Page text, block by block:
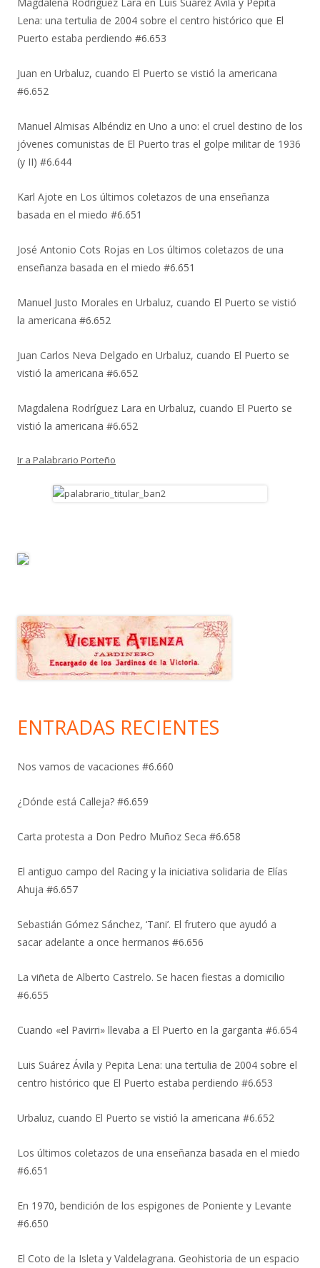
Lena: una tertulia de 2004 sobre el centro histórico que El
Puerto estaba perdiendo #6.653
Juan en Urbaluz, cuando El Puerto se vistió la americana
#6.652
Manuel Almisas Albéndiz en Uno a uno: el cruel destino de los
jóvenes comunistas de El Puerto tras el golpe militar de 1936
(y II) #6.644
Karl Ajote en Los últimos coletazos de una enseñanza
basada en el miedo #6.651
José Antonio Cots Rojas en Los últimos coletazos de una
enseñanza basada en el miedo #6.651
Manuel Justo Morales en Urbaluz, cuando El Puerto se vistió
la americana #6.652
Juan Carlos Neva Delgado en Urbaluz, cuando El Puerto se
vistió la americana #6.652
Magdalena Rodríguez Lara en Urbaluz, cuando El Puerto se
vistió la americana #6.652
Ir a Palabrario Porteño
ENTRADAS RECIENTES
Nos vamos de vacaciones #6.660
¿Dónde está Calleja? #6.659
Carta protesta a Don Pedro Muñoz Seca #6.658
El antiguo campo del Racing y la iniciativa solidaria de Elías
Ahuja #6.657
Sebastián Gómez Sánchez, ‘Tani’. El frutero que ayudó a
sacar adelante a once hermanos #6.656
La viñeta de Alberto Castrelo. Se hacen fiestas a domicilio
#6.655
Cuando «el Pavirri» llevaba a El Puerto en la garganta #6.654
Luis Suárez Ávila y Pepita Lena: una tertulia de 2004 sobre el
centro histórico que El Puerto estaba perdiendo #6.653
Urbaluz, cuando El Puerto se vistió la americana #6.652
Los últimos coletazos de una enseñanza basada en el miedo
#6.651
En 1970, bendición de los espigones de Poniente y Levante
#6.650
El Coto de la Isleta y Valdelagrana. Geohistoria de un espacio